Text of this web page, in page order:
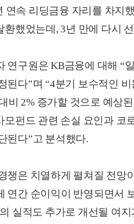
연속 리딩금융 자리를 차지
환했었는데, 3년 만에 다시
연구원은 KB금융에 대해 “
된다”며 “4분기 보수적인
비 2% 증가할 것으로 예상
모펀드 관련 손실 요인과 코
된다”고 분석했다.
쟁은 치열하게 펼쳐질 전망
연간 순이익이 반영되면서
실적도 추가로 개선될 여